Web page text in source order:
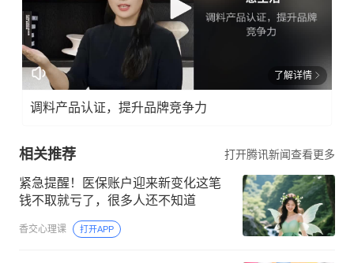
了解详情
调料产品认证，提升品牌竞争力
相关推荐 打开腾讯新闻查看更多
紧急提醒！医保账户迎来新变化这笔
钱不取就亏了，很多人还不知道
香交心理课 打开APP